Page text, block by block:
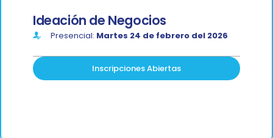
Ideación de Negocios
Presencial: Martes 24 de febrero del 2026
Inscripciones Abiertas